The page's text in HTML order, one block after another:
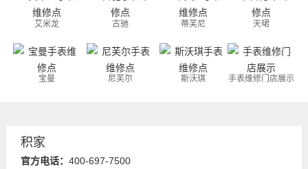
艾米龙 古驰 蒂芙尼 天珺
宝曼 尼芙尔 斯沃琪 手表维修门店展示
积家
官方电话： 400-697-7500